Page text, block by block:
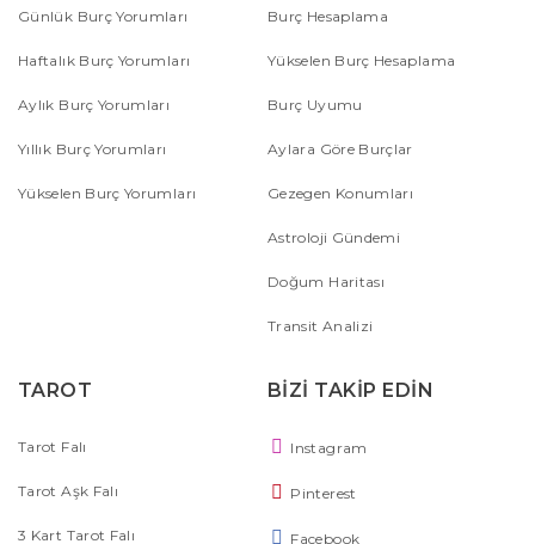
Günlük Burç Yorumları
Haftalık Burç Yorumları
Aylık Burç Yorumları
Yıllık Burç Yorumları
Yükselen Burç Yorumları
Burç Hesaplama
Yükselen Burç Hesaplama
Burç Uyumu
Aylara Göre Burçlar
Gezegen Konumları
Astroloji Gündemi
Doğum Haritası
Transit Analizi
TAROT
Tarot Falı
Tarot Aşk Falı
3 Kart Tarot Falı
BİZİ TAKİP EDİN
Instagram
Pinterest
Facebook